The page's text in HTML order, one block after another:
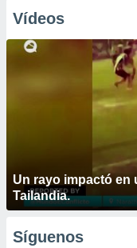
Vídeos
Un rayo impactó en
Tailandia.
Síguenos